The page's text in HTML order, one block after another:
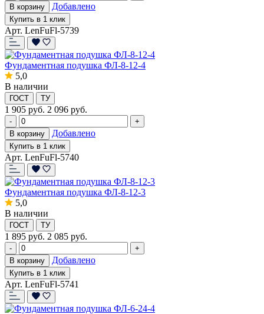
В корзину
Добавлено
Купить в 1 клик
Арт. LenFuFl-5739
Фундаментная подушка ФЛ-8-12-4
5,0
В наличии
ГОСТ ТУ
1 905 руб. 2 096 руб.
-
+
В корзину
Добавлено
Купить в 1 клик
Арт. LenFuFl-5740
Фундаментная подушка ФЛ-8-12-3
5,0
В наличии
ГОСТ ТУ
1 895 руб. 2 085 руб.
-
+
В корзину
Добавлено
Купить в 1 клик
Арт. LenFuFl-5741